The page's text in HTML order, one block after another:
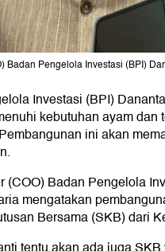
Badan Pengelola Investasi (BPI)
Investasi (BPI)
kebutuhan ayam dan
ini akan
(COO) Badan Pengelola
mengatakan
Bersama (SKB) dari